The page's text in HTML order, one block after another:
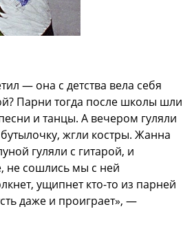
— она с детства вела себя
Парни тогда после школы шли
и танцы. А вечером гуляли
жгли костры. Жанна
гуляли с гитарой, и
не сошлись мы с ней
ущипнет кто-то из парней
даже и проиграет», —